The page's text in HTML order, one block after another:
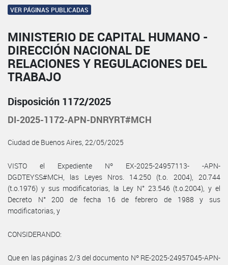
VER PÁGINAS PUBLICADAS
MINISTERIO DE CAPITAL HUMANO -
DIRECCIÓN NACIONAL DE
RELACIONES Y REGULACIONES DEL
TRABAJO
Disposición 1172/2025
DI-2025-1172-APN-DNRYRT#MCH
Ciudad de Buenos Aires, 22/05/2025
VISTO el Expediente Nº EX-2025-24957113- -APN-
DGDTEYSS#MCH, las Leyes Nros. 14.250 (t.o. 2004), 20.744
(t.o.1976) y sus modificatorias, la Ley N° 23.546 (t.o.2004), y el
Decreto N° 200 de fecha 16 de febrero de 1988 y sus
modificatorias, y
CONSIDERANDO:
Que en las páginas 2/3 del documento Nº RE-2025-24957045-APN-